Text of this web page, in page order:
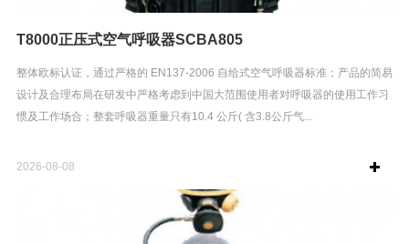
T8000正压式空气呼吸器SCBA805
整体欧标认证，通过严格的 EN137-2006 自给式空气呼吸器标准；产品的简易
设计及合理布局在研发中严格考虑到中国大范围使用者对呼吸器的使用工作习
惯及工作场合；整套呼吸器重量只有10.4 公斤( 含3.8公斤气...
2026-08-08